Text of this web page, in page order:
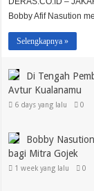
Bobby Afif Nasution
Selengkapnya »
Di Tengah
Avtur Kualanamu
6 days yang lalu 0
Bobby
bagi Mitra Gojek
1 week yang lalu 0